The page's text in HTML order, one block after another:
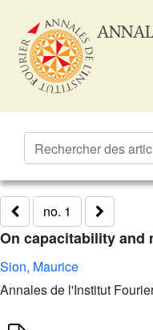
no. 1
On capacitability and
Sion, Maurice
Annales de l'Institut